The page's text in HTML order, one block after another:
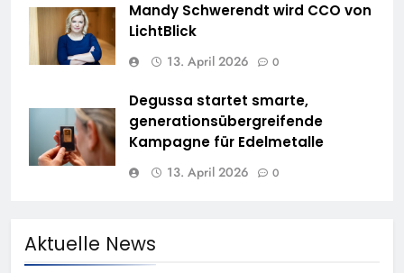
Mandy Schwerendt wird CCO von
LichtBlick
13. April 2026 0
Degussa startet smarte,
generationsübergreifende
Kampagne für Edelmetalle
13. April 2026 0
Aktuelle News